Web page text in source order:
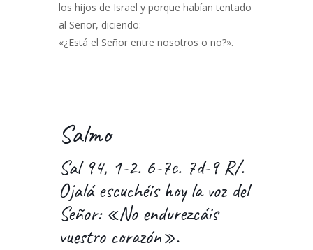
los hijos de Israel y porque habían tentado
al Señor, diciendo:
«¿Está el Señor entre nosotros o no?».
Salmo
Sal 94, 1-2. 6-7c. 7d-9 R/.
Ojalá escuchéis hoy la voz del
Señor: «No endurezcáis
vuestro corazón».